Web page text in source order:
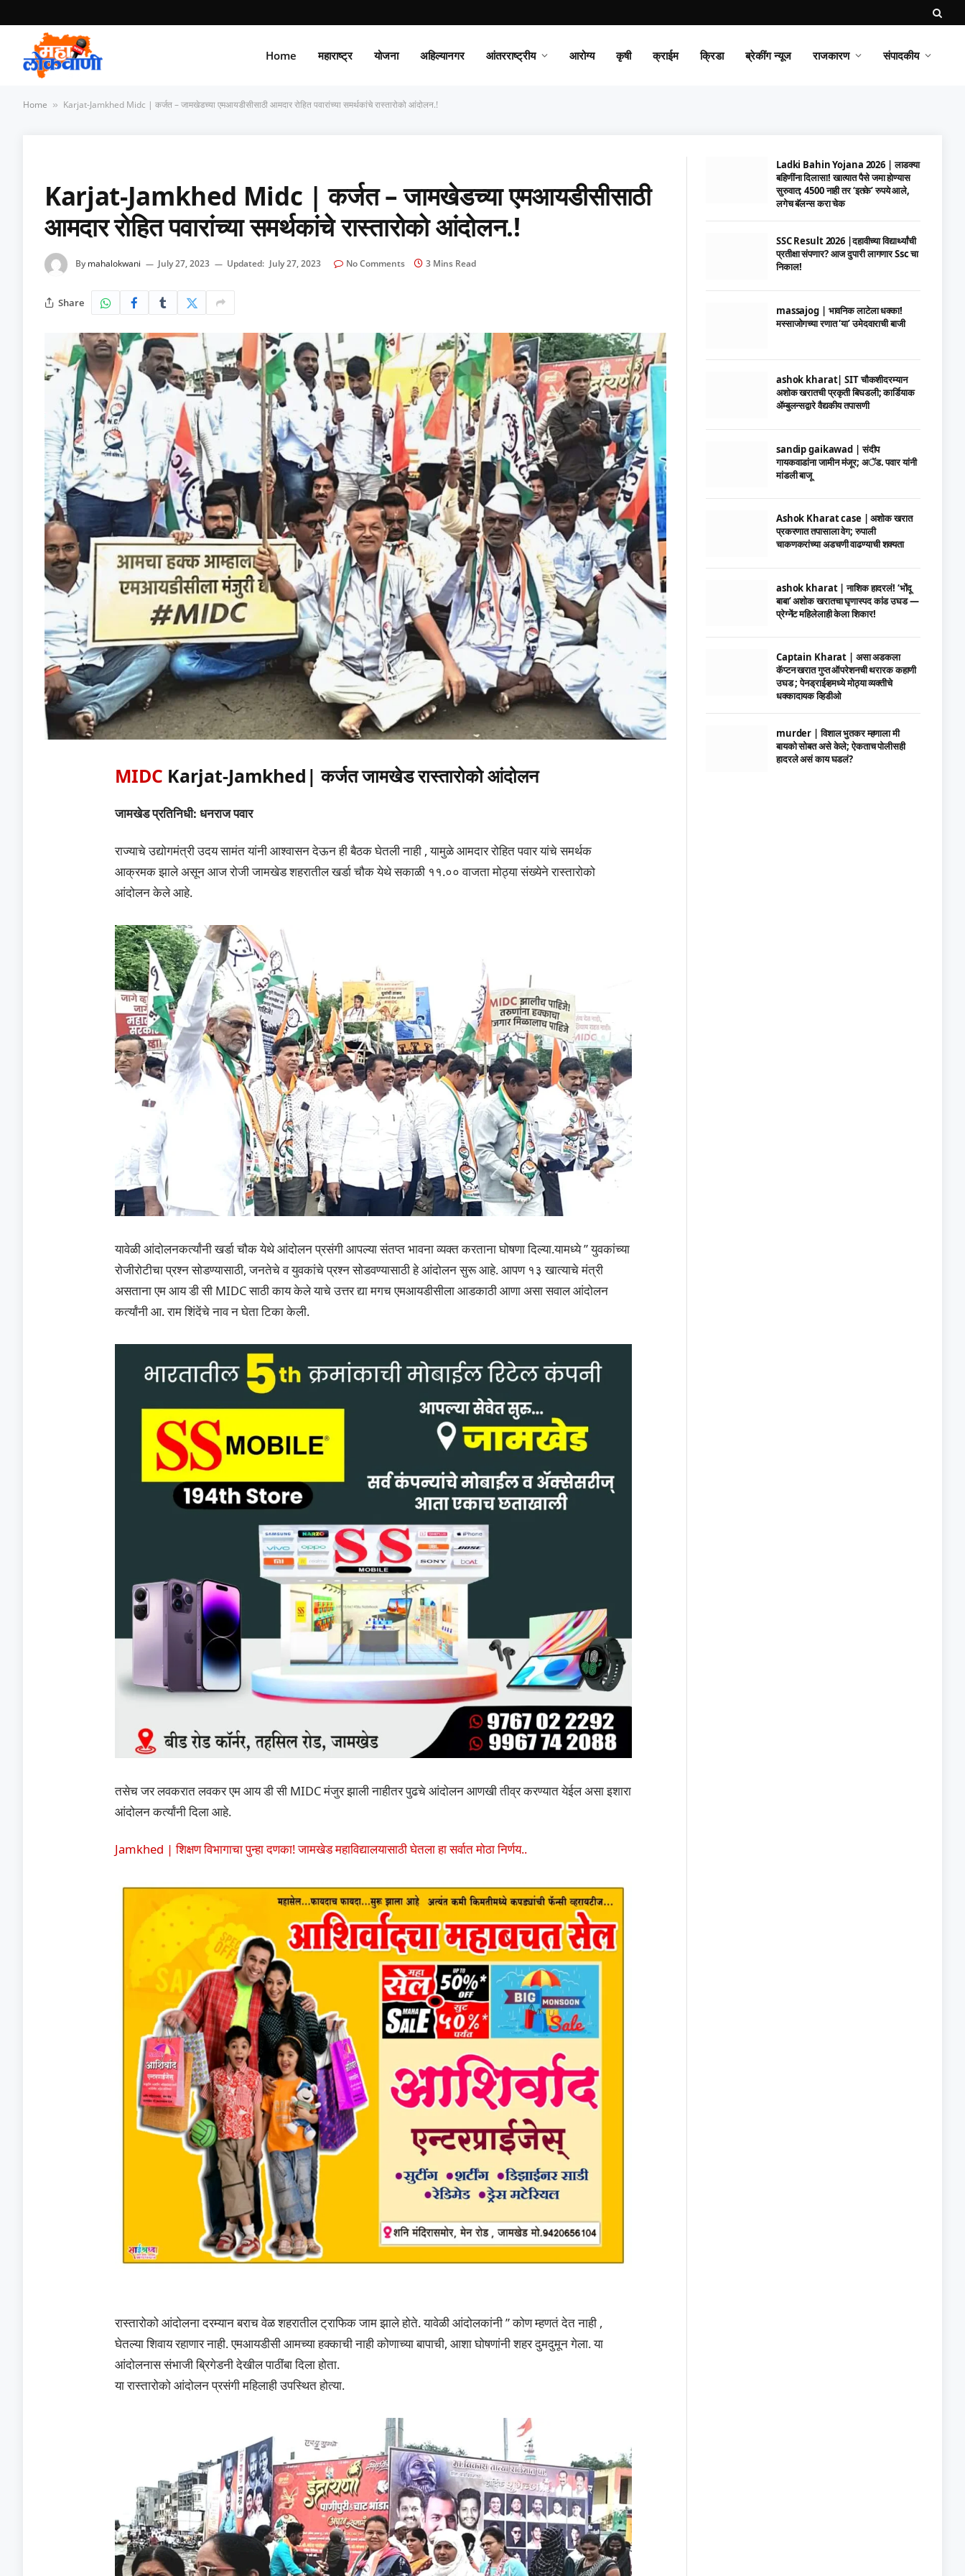
Home महाराष्ट्र योजना अहिल्यानगर आंतरराष्ट्रीय आरोग्य कृषी क्राईम क्रिडा ब्रेकींग न्यूज राजकारण संपादकीय
Home » Karjat-Jamkhed Midc | कर्जत – जामखेडच्या एमआयडीसीसाठी आमदार रोहित पवारांच्या समर्थकांचे रास्तारोको आंदोलन.!
Karjat-Jamkhed Midc | कर्जत – जामखेडच्या एमआयडीसीसाठी
आमदार रोहित पवारांच्या समर्थकांचे रास्तारोको आंदोलन.!
By mahalokwani July 27, 2023 Updated: July 27, 2023 No Comments 3 Mins Read
Share
MIDC Karjat-Jamkhed| कर्जत जामखेड रास्तारोको आंदोलन
जामखेड प्रतिनिधी: धनराज पवार
राज्याचे उद्योगमंत्री उदय सामंत यांनी आश्वासन देऊन ही बैठक घेतली नाही , यामुळे आमदार रोहित पवार यांचे समर्थक
आक्रमक झाले असून आज रोजी जामखेड शहरातील खर्डा चौक येथे सकाळी ११.०० वाजता मोठ्या संख्येने रास्तारोको
आंदोलन केले आहे.
यावेळी आंदोलनकर्त्यांनी खर्डा चौक येथे आंदोलन प्रसंगी आपल्या संतप्त भावना व्यक्त करताना घोषणा दिल्या.यामध्ये ” युवकांच्या
रोजीरोटीचा प्रश्न सोडण्यासाठी, जनतेचे व युवकांचे प्रश्न सोडवण्यासाठी हे आंदोलन सुरू आहे. आपण १३ खात्याचे मंत्री
असताना एम आय डी सी MIDC साठी काय केले याचे उत्तर द्या मगच एमआयडीसीला आडकाठी आणा असा सवाल आंदोलन
कर्त्यांनी आ. राम शिंदेंचे नाव न घेता टिका केली.
तसेच जर लवकरात लवकर एम आय डी सी MIDC मंजुर झाली नाहीतर पुढचे आंदोलन आणखी तीव्र करण्यात येईल असा इशारा
आंदोलन कर्त्यांनी दिला आहे.
Jamkhed | शिक्षण विभागाचा पुन्हा‌ दणका! जामखेड महाविद्यालयासाठी घेतला हा सर्वात मोठा निर्णय..
रास्तारोको आंदोलना दरम्यान बराच वेळ शहरातील ट्राफिक जाम झाले होते. यावेळी आंदोलकांनी ” कोण म्हणतं देत नाही ,
घेतल्या शिवाय रहाणार नाही. एमआयडीसी आमच्या हक्काची नाही कोणाच्या बापाची, आशा घोषणांनी शहर दुमदुमून गेला. या
आंदोलनास संभाजी ब्रिगेडनी देखील पाठींबा दिला होता.
या रास्तारोको आंदोलन प्रसंगी महिलाही उपस्थित होत्या.
Ladki Bahin Yojana 2026 | लाडक्या
बहिणींना दिलासा! खात्यात पैसे जमा होण्यास
सुरुवात; 4500 नाही तर ‘इतके’ रुपये आले,
लगेच बॅलन्स करा चेक
SSC Result 2026 |दहावीच्या विद्यार्थ्यांची
प्रतीक्षा संपणार? आज दुपारी लागणार Ssc चा
निकाल!
massajog | भावनिक लाटेला धक्का!
मस्साजोगच्या रणात ‘या’ उमेदवाराची बाजी
ashok kharat| SIT चौकशीदरम्यान
अशोक खरातची प्रकृती बिघडली; कार्डियाक
ॲम्बुलन्सद्वारे वैद्यकीय तपासणी
sandip gaikawad | संदीप
गायकवाडांना जामीन मंजूर; अॅड. पवार यांनी
मांडली बाजू
Ashok Kharat case | अशोक खरात
प्रकरणात तपासाला वेग; रुपाली
चाकणकरांच्या अडचणी वाढण्याची शक्यता
ashok kharat | नाशिक हादरलं! ‘भोंदू
बाबा’ अशोक खरातचा घृणास्पद कांड उघड —
प्रेग्नेंट महिलेलाही केला शिकार!
Captain Kharat | असा अडकला
कॅप्टन खरात गुप्त ऑपरेशनची थरारक कहाणी
उघड ; पेनड्राईव्हमध्ये मोठ्या व्यक्तीचे
धक्कादायक व्हिडीओ
murder | विशाल भुतकर म्हणाला मी
बायको सोबत असे केले; ऐकताच पोलीसही
हादरले असं काय घडलं?